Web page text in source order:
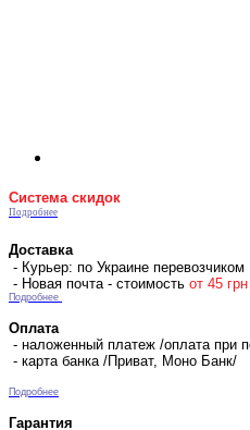
Система скидок
Подробнее
Доставка
- Курьер: по Украине
- Новая почта - стоимость от 45 грн
Подробнее
Оплата
- наложенный платеж /оплата при
- карта банка /Приват, Моно Банк/
Подробнее
Гарантия